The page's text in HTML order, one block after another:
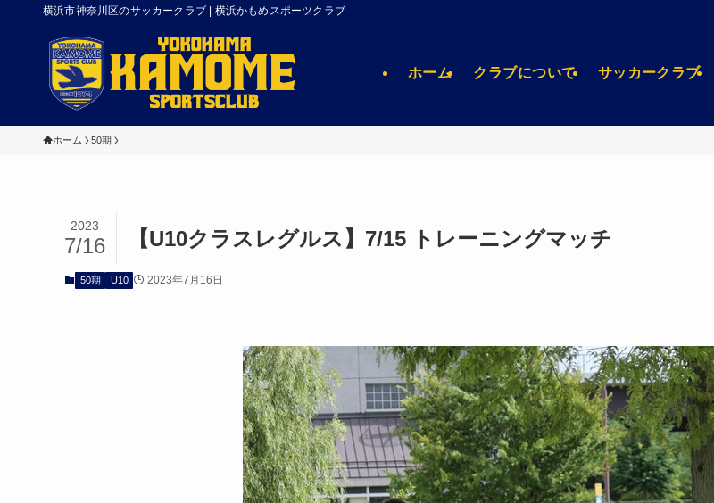
横浜市神奈川区のサッカークラブ | 横浜かもめスポーツクラブ
ホーム クラブについて サッカークラブ
ホーム 50期
【U10クラスレグルス】7/15 トレーニングマッチ
2023
7/16
50期 U10 2023年7月16日